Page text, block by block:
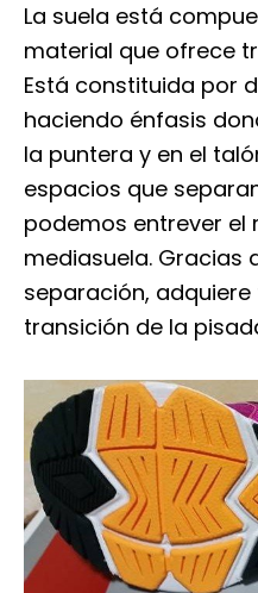
La suela está
material que ofrece
Está constituida por
haciendo énfasis
la puntera y en el
espacios que
podemos entrever el
mediasuela. Gracias
separación, adquiere
transición de la